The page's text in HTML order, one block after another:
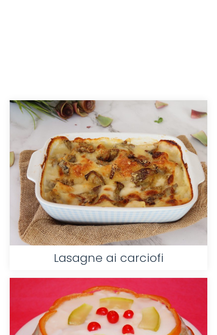
Lasagne ai carciofi